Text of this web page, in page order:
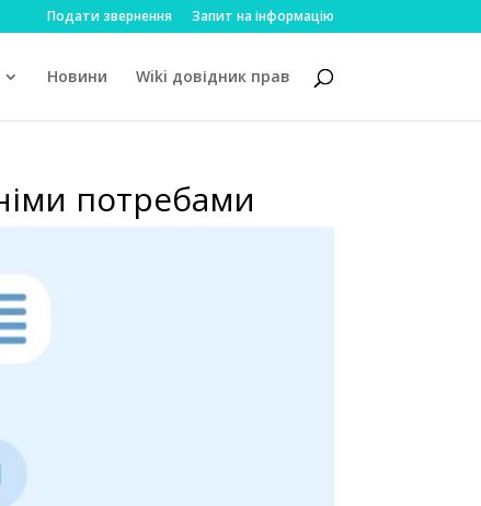
Подати звернення Запит на інформацію
Новини Wiki довідник прав
потребами